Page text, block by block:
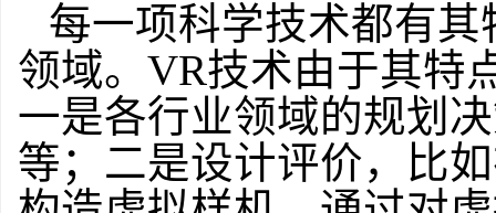
每一项科学技术都有
领域。VR技术由于其特
一是各行业领域的规划
等；二是设计评价，比